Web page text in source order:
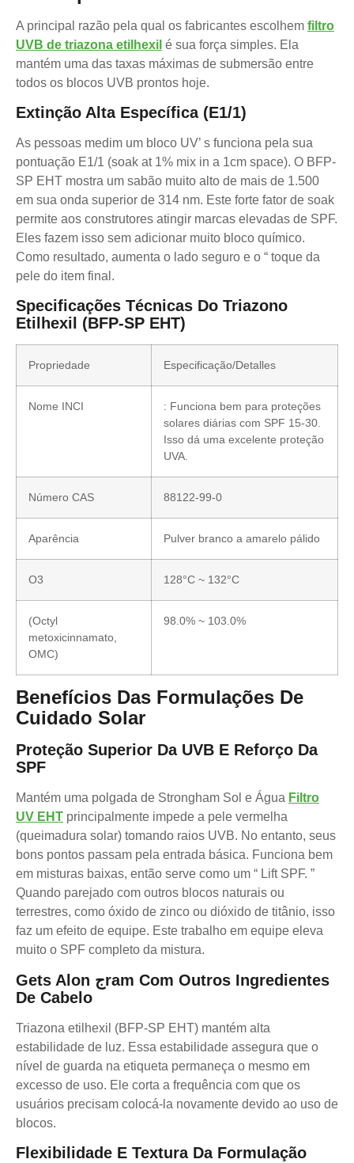
A principal razão pela qual os fabricantes escolhem filtro
UVB de triazona etilhexil é sua força simples. Ela
mantém uma das taxas máximas de submersão entre
todos os blocos UVB prontos hoje.
Extinção Alta Específica (E1/1)
As pessoas medim um bloco UV’ s funciona pela sua
pontuação E1/1 (soak at 1% mix in a 1cm space). O BFP-
SP EHT mostra um sabão muito alto de mais de 1.500
em sua onda superior de 314 nm. Este forte fator de soak
permite aos construtores atingir marcas elevadas de SPF.
Eles fazem isso sem adicionar muito bloco químico.
Como resultado, aumenta o lado seguro e o “ toque da
pele do item final.
Specificações Técnicas Do Triazono
Etilhexil (BFP-SP EHT)
Propriedade Especificação/Detalles
Nome INCI
: Funciona bem para proteções
solares diárias com SPF 15-30.
Isso dá uma excelente proteção
UVA.
Número CAS 88122-99-0
Aparência Pulver branco a amarelo pálido
O3 128°C ~ 132°C
(Octyl
metoxicinnamato,
OMC)
98.0% ~ 103.0%
Benefícios Das Formulações De
Cuidado Solar
Proteção Superior Da UVB E Reforço Da
SPF
Mantém uma polgada de Strongham Sol e Água Filtro
UV EHT principalmente impede a pele vermelha
(queimadura solar) tomando raios UVB. No entanto, seus
bons pontos passam pela entrada básica. Funciona bem
em misturas baixas, então serve como um “ Lift SPF. ”
Quando parejado com outros blocos naturais ou
terrestres, como óxido de zinco ou dióxido de titânio, isso
faz um efeito de equipe. Este trabalho em equipe eleva
muito o SPF completo da mistura.
Gets Alon جram Com Outros Ingredientes
De Cabelo
Triazona etilhexil (BFP-SP EHT) mantém alta
estabilidade de luz. Essa estabilidade assegura que o
nível de guarda na etiqueta permaneça o mesmo em
excesso de uso. Ele corta a frequência com que os
usuários precisam colocá-la novamente devido ao uso de
blocos.
Flexibilidade E Textura Da Formulação